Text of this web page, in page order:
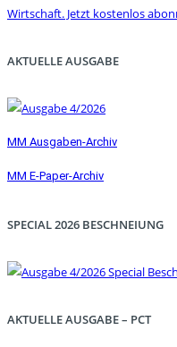
AKTUELLE AUSGABE
MM Ausgaben-Archiv
MM E-Paper-Archiv
SPECIAL 2026 BESCHNEIUNG
AKTUELLE AUSGABE – PCT